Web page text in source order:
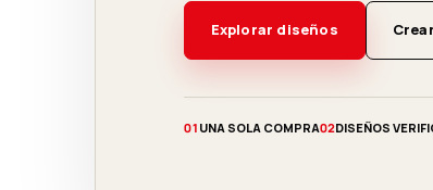
Explorar diseños
01 UNA SOLA COMPRA02DISEÑOS